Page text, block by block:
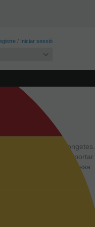
/ Iniciar sessió
millor que altres mongetes.
en remull tota la nit, portar
en olla exprés (1 tassa